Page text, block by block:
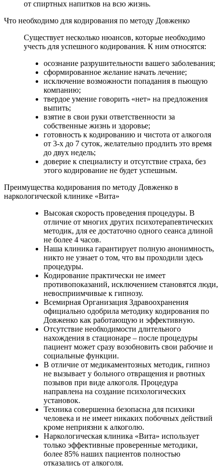
от спиртных напитков на всю жизнь.
Что необходимо для кодирования по методу Довженко
Существует несколько нюансов, которые необходимо
учесть для успешного кодирования. К ним относятся:
осознание разрушительности вашего заболевания;
сформированное желание начать лечение;
исключение возможности попадания в пьющую
компанию;
твердое умение говорить «нет» на предложения
выпить;
взятие в свои руки ответственности за
собственные жизнь и здоровье;
готовность к кодированию и чистота от алкоголя
от 3-х до 7 суток, желательно продлить это время
до двух недель;
доверие к специалисту и отсутствие страха, без
этого кодирование не будет успешным.
Преимущества кодирования по методу Довженко в
наркологической клинике «Вита»
Высокая скорость проведения процедуры. В
отличие от многих других психотерапевтических
методик, для ее достаточно одного сеанса длиной
не более 4 часов.
Наша клиника гарантирует полную анонимность,
никто не узнает о том, что вы проходили здесь
процедуры.
Кодирование практически не имеет
противопоказаний, исключением становятся люди,
невосприимчивые к гипнозу.
Всемирная Организация Здравоохранения
официально одобрила методику кодирования по
Довженко как работающую и эффективную.
Отсутствие необходимости длительного
нахождения в стационаре – после процедуры
пациент может сразу возобновить свои рабочие и
социальные функции.
В отличие от медикаментозных методик, гипноз
не вызывает у больного отвращения и рвотных
позывов при виде алкоголя. Процедура
направлена на создание психологических
установок.
Техника совершенна безопасна для психики
человека и не имеет никаких побочных действий
кроме неприязни к алкоголю.
Наркологическая клиника «Вита» использует
только эффективные проверенные методики,
более 85% наших пациентов полностью
отказались от алкоголя.